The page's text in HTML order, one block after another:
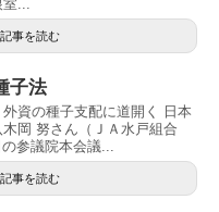
室...
記事を読む
子法
資の種子支配に道開く 日本
岡 努さん（ＪＡ水戸組合
参議院本会議...
記事を読む